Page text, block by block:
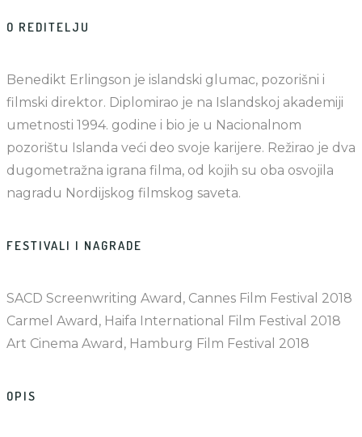
O REDITELJU
Benedikt Erlingson je islandski glumac, pozorišni i
filmski direktor. Diplomirao je na Islandskoj akademiji
umetnosti 1994. godine i bio je u Nacionalnom
pozorištu Islanda veći deo svoje karijere. Režirao je dva
dugometražna igrana filma, od kojih su oba osvojila
nagradu Nordijskog filmskog saveta.
FESTIVALI I NAGRADE
SACD Screenwriting Award, Cannes Film Festival 2018
Carmel Award, Haifa International Film Festival 2018
Art Cinema Award, Hamburg Film Festival 2018
OPIS